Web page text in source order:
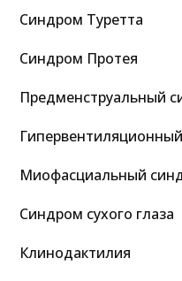
Синдром Туретта
Синдром Протея
Предменструальный
Миофасциальный
Синдром сухого глаза
Клинодактилия